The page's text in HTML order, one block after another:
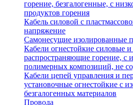
горение, безгалогенные, с
продуктов горения
Кабель силовой с
напряжение
Самонесущие изолированные
Кабели огнестойкие силовые
распространяющие горение, с
полимерных композиций, не
Кабели цепей управления и
установочные огнестойкие с
безгалогенных материалов
Провода